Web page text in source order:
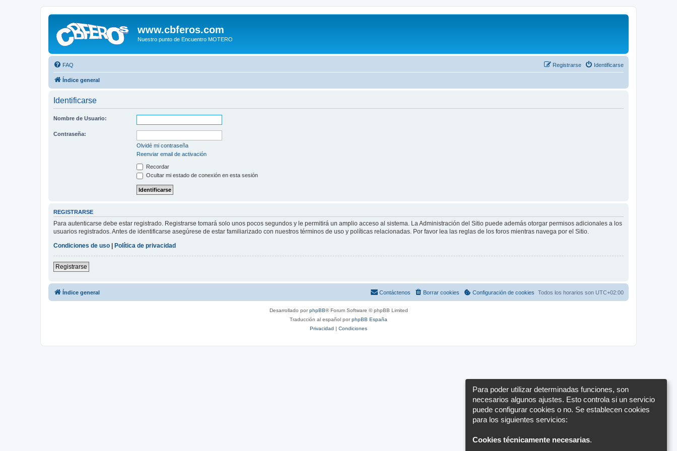
www.cbferos.com
Nuestro punto de Encuentro MOTERO
FAQ Identificarse
Registrarse
Índice general
Identificarse
Nombre de Usuario:
Contraseña:
Olvidé mi contraseña
Reenviar email de activación
Recordar
Ocultar mi estado de conexión en esta sesión
REGISTRARSE
Para autenticarse debe estar registrado. Registrarse tomará solo unos pocos segundos y le permitirá un amplio acceso al sistema. La Administración del Sitio puede además otorgar permisos adicionales a los
usuarios registrados. Antes de identificarse asegúrese de estar familiarizado con nuestros términos de uso y políticas relacionadas. Por favor lea las reglas de los foros mientras navega por el Sitio.
Condiciones de uso
Política de privacidad
Registrarse
Índice general Todos los horarios son UTC+02:00
Configuración de cookies
Borrar cookies
Contáctenos
Desarrollado porphpBB® Forum Software © phpBB Limited
Traducción al español porphpBB España
Privacidad | Condiciones
Para poder utilizar determinadas funciones, son
necesarios algunos ajustes. Esto controla si un servicio
puede configurar cookies o no. Se establecen cookies
para los siguientes servicios:
Cookies técnicamente necesarias.